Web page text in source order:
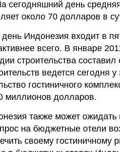
сегодняшний день
около 70 долларов в
Индонезия входит в
всего. В январе
строительства
ведется сегодня
гостиничного
миллионов долларов.
также может
на бюджетные отели
своему